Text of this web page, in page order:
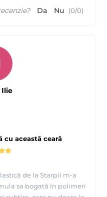
Da Nu (0/0)
cu această ceară
de la Starpil m-a
sa bogată în polimeri
Ilie